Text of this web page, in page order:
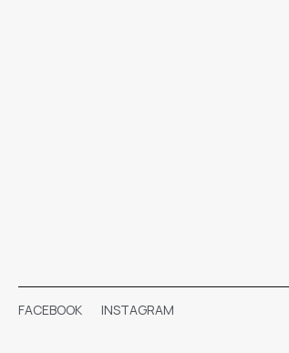
FACEBOOK INSTAGRAM